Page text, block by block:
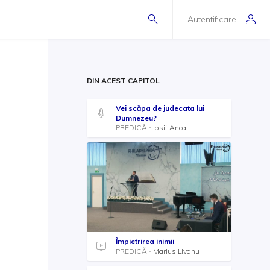
Autentificare
DIN ACEST CAPITOL
Vei scăpa de judecata lui
Dumnezeu?
PREDICĂ
Iosif Anca
Împietrirea inimii
PREDICĂ
Marius Livanu